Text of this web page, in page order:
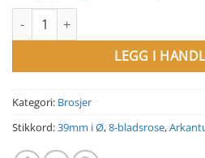
Brosje med 8- bladsrosen.
LEGG I
Kategori: Brosjer
Stikkord:39mm i Ø,8-bladsrose,